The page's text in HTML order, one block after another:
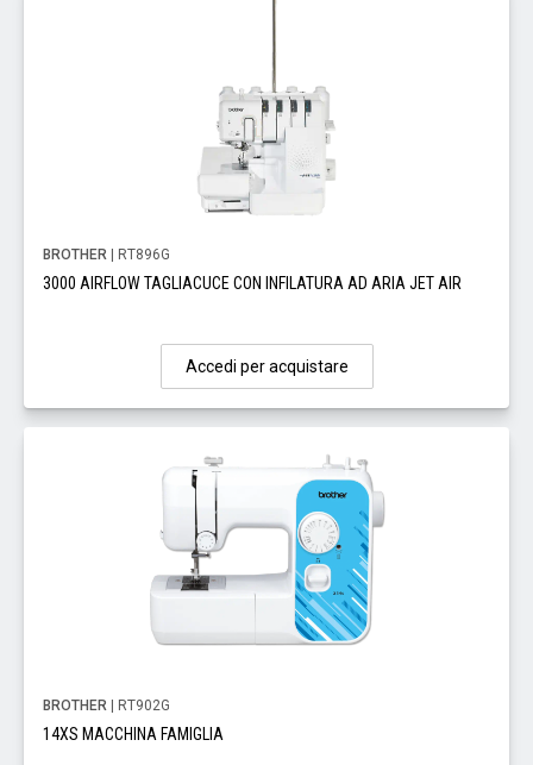
BROTHER | RT896G
3000 AIRFLOW TAGLIACUCE CON INFILATURA AD ARIA JET AIR
Accedi per acquistare
BROTHER | RT902G
14XS MACCHINA FAMIGLIA